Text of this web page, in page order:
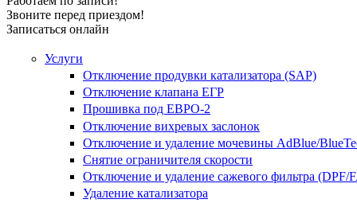
Звоните перед приездом!
Записаться онлайн
Услуги
Отключение продувки катализатора (SAP)
Отключение клапана ЕГР
Прошивка под ЕВРО-2
Отключение вихревых заслонок
Отключение и удаление мочевины AdBlue/
Снятие ограничителя скорости
Отключение и удаление сажевого фильтра (DPF/
Удаление катализатора